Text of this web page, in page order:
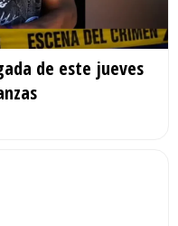
de este jueves